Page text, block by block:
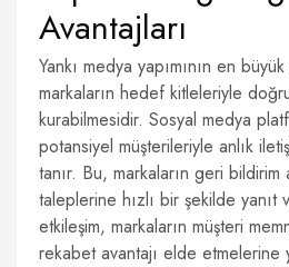
Avantajları
Yankı medya yapımının en
markaların hedef kitleleriyle
kurabilmesidir. Sosyal medya
potansiyel müşterileriyle anlık
tanır. Bu, markaların geri bildirim
taleplerine hızlı bir şekilde yanıt
etkileşim, markaların müşteri
rekabet avantajı elde etmelerine